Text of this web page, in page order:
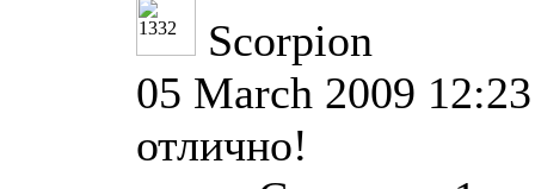
Scorpion
05 March 2009 12:23
отлично!